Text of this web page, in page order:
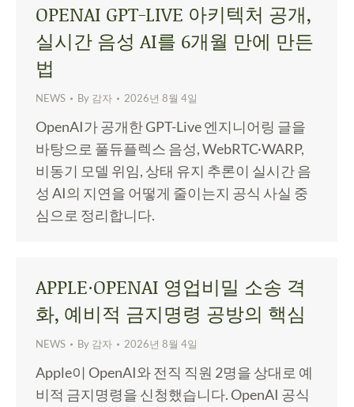
OPENAI GPT-LIVE 아키텍처 공개,
실시간 음성 AI를 6개월 만에 만든
법
NEWS By 감자 2026년 8월 4일
OpenAI가 공개한 GPT-Live 엔지니어링 글을
바탕으로 풀듀플렉스 음성, WebRTC·WARP,
비동기 모델 위임, 상태 유지 추론이 실시간 음
성 AI의 지연을 어떻게 줄이는지 공식 사실 중
심으로 정리합니다.
APPLE·OPENAI 영업비밀 소송 격
화, 예비적 금지명령 공방의 핵심
NEWS By 감자 2026년 8월 4일
Apple이 OpenAI와 전직 직원 2명을 상대로 예
비적 금지명령을 신청했습니다. OpenAI 공식